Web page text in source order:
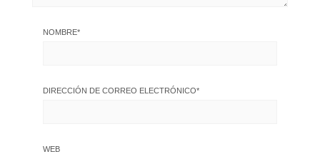
NOMBRE*
DIRECCIÓN DE CORREO ELECTRÓNICO*
WEB